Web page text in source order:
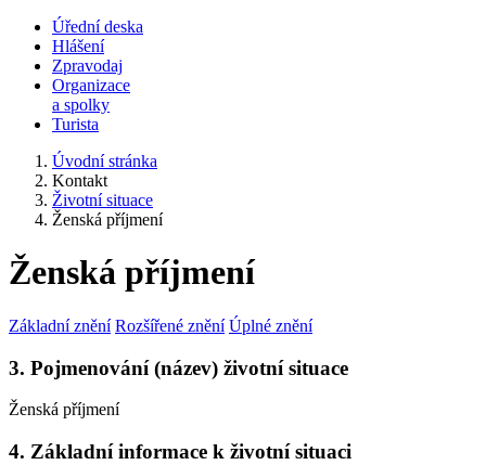
Úřední deska
Hlášení
Zpravodaj
Organizace
a spolky
Turista
Úvodní stránka
Kontakt
Životní situace
Ženská příjmení
Ženská příjmení
Základní znění Rozšířené znění Úplné znění
3. Pojmenování (název) životní situace
Ženská příjmení
4. Základní informace k životní situaci